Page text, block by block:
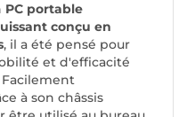
PC portable
conçu en
, il a été pensé pour
et d'efficacité
à son châssis